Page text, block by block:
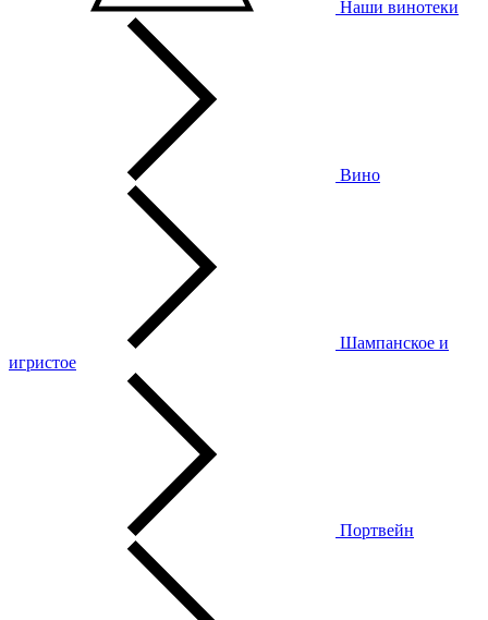
Наши винотеки
Вино
Шампанское и
игристое
Портвейн